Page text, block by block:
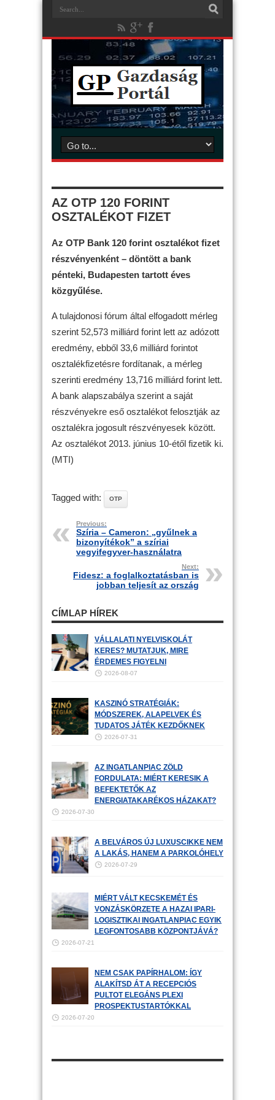
AZ OTP 120 FORINT
OSZTALÉKOT FIZET
Az OTP Bank 120 forint osztalékot fizet
részvényenként – döntött a bank
pénteki, Budapesten tartott éves
közgyűlése.
A tulajdonosi fórum által elfogadott mérleg
szerint 52,573 milliárd forint lett az adózott
eredmény, ebből 33,6 milliárd forintot
osztalékfizetésre fordítanak, a mérleg
szerinti eredmény 13,716 milliárd forint lett.
A bank alapszabálya szerint a saját
részvényekre eső osztalékot felosztják az
osztalékra jogosult részvényesek között.
Az osztalékot 2013. június 10-étől fizetik ki.
(MTI)
Tagged with: OTP
Previous:
Szíria – Cameron: „gyűlnek a
bizonyítékok” a szíriai
vegyifegyver-használatra
Next:
Fidesz: a foglalkoztatásban is
jobban teljesít az ország
CÍMLAP HÍREK
VÁLLALATI NYELVISKOLÁT
KERES? MUTATJUK, MIRE
ÉRDEMES FIGYELNI
2026-08-07
KASZINÓ STRATÉGIÁK:
MÓDSZEREK, ALAPELVEK ÉS
TUDATOS JÁTÉK KEZDŐKNEK
2026-07-31
AZ INGATLANPIAC ZÖLD
FORDULATA: MIÉRT KERESIK A
BEFEKTETŐK AZ
ENERGIATAKARÉKOS HÁZAKAT?
2026-07-30
A BELVÁROS ÚJ LUXUSCIKKE NEM
A LAKÁS, HANEM A PARKOLÓHELY
2026-07-29
MIÉRT VÁLT KECSKEMÉT ÉS
VONZÁSKÖRZETE A HAZAI IPARI-
LOGISZTIKAI INGATLANPIAC EGYIK
LEGFONTOSABB KÖZPONTJÁVÁ?
2026-07-21
NEM CSAK PAPÍRHALOM: ÍGY
ALAKÍTSD ÁT A RECEPCIÓS
PULTOT ELEGÁNS PLEXI
PROSPEKTUSTARTÓKKAL
2026-07-20